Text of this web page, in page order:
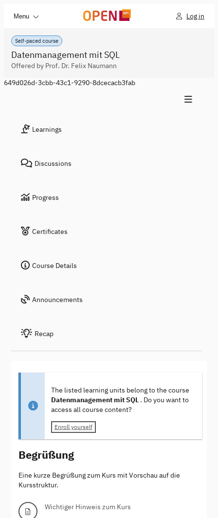
Menu Log in
Self-paced course
Datenmanagement mit SQL
Offered by Prof. Dr. Felix Naumann
649d026d-3cbb-43c1-9290-8dcecacb3fab
Learnings
Discussions
Progress
Certificates
Course Details
Announcements
Recap
The listed learning units belong to the course
Datenmanagement mit SQL . Do you want to
access all course content?
Enroll yourself
Begrüßung
Eine kurze Begrüßung zum Kurs mit Vorschau auf die
Kursstruktur.
Wichtiger Hinweis zum Kurs